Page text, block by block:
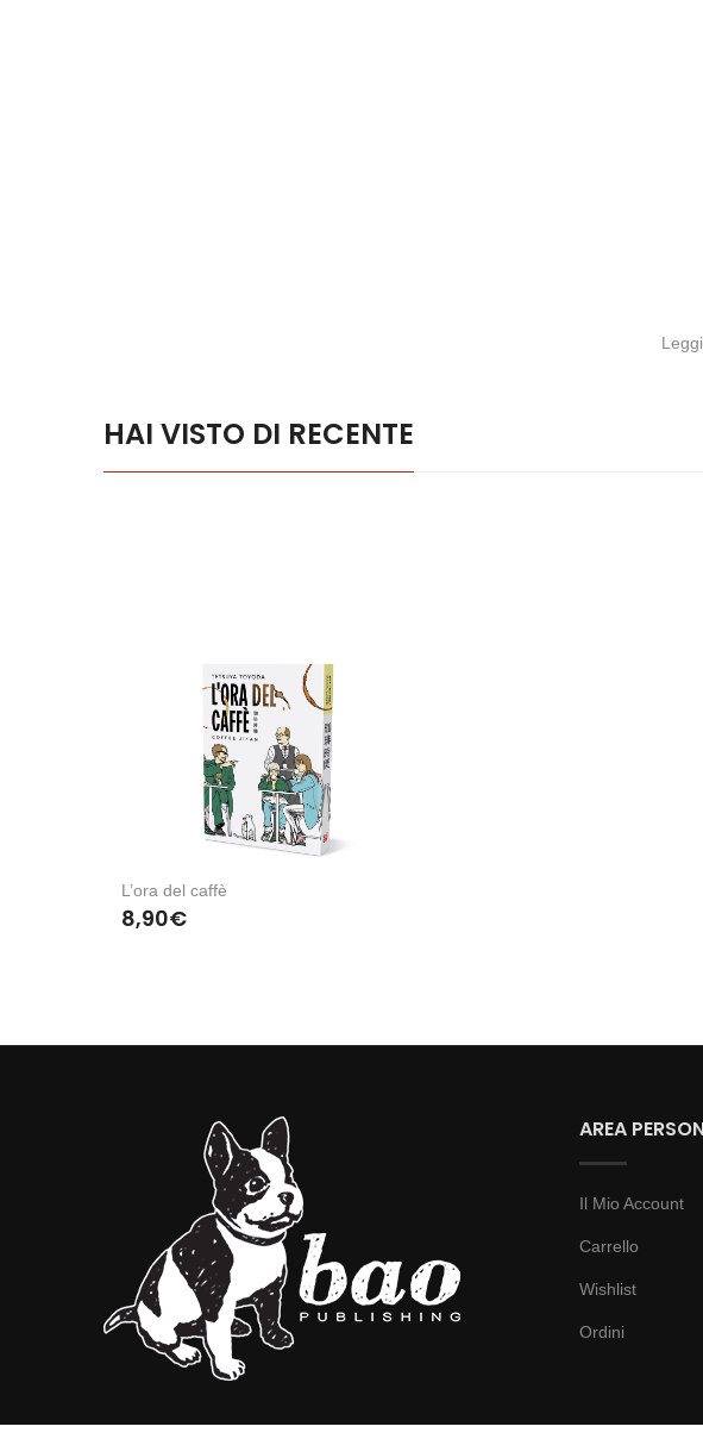
HAI VISTO DI RECENTE
L’ora del caffè
8,90€
AREA
Il Mio Account
Carrello
Wishlist
Ordini